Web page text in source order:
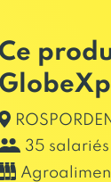
35 salariés